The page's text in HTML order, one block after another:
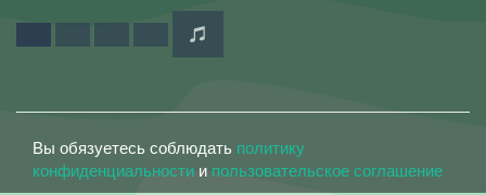
Вы обязуетесь соблюдать политику
конфиденциальности и пользовательское соглашение